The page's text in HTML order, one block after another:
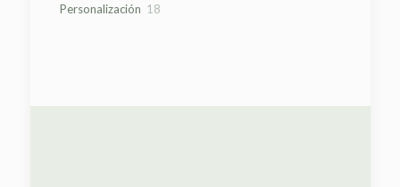
Personalización 1818